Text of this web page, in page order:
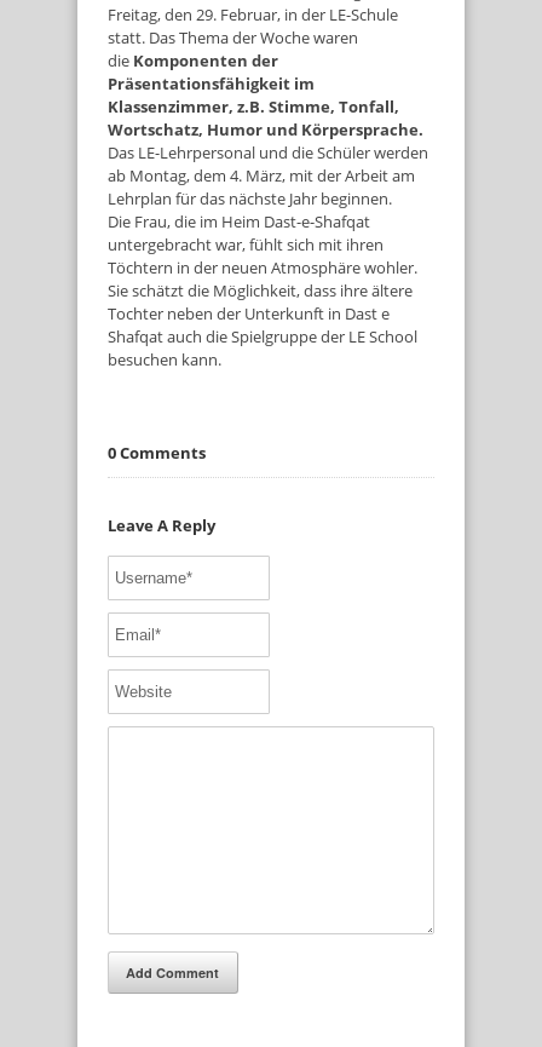
Freitag, den 29. Februar, in der LE-Schule
statt. Das Thema der Woche waren
die Komponenten der
Präsentationsfähigkeit im
Klassenzimmer, z.B. Stimme, Tonfall,
Wortschatz, Humor und Körpersprache.
Das LE-Lehrpersonal und die Schüler werden
ab Montag, dem 4. März, mit der Arbeit am
Lehrplan für das nächste Jahr beginnen.
Die Frau, die im Heim Dast-e-Shafqat
untergebracht war, fühlt sich mit ihren
Töchtern in der neuen Atmosphäre wohler.
Sie schätzt die Möglichkeit, dass ihre ältere
Tochter neben der Unterkunft in Dast e
Shafqat auch die Spielgruppe der LE School
besuchen kann.
0 Comments
Leave A Reply
Add Comment